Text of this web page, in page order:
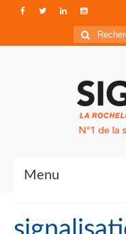
Rechercher
:
Menu